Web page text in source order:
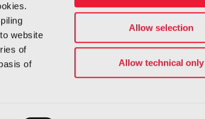
website
of
of
Allow selection
Allow technical only